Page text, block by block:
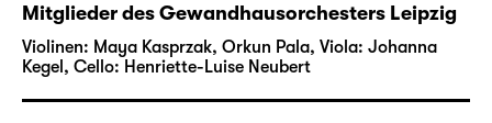
Allegorie wirft Fragen sowohl über die
Möglichkeit als auch über die Natur einer
Manipulation zwischen einem Anführer und
seinen Anhängern auf. 1929 als Reaktion auf
Mitglieder des Gewandhausorchesters Leipzig
Violinen: Maya Kasprzak, Orkun Pala, Viola: Johanna
Kegel , Cello: Henriette-Luise Neubert